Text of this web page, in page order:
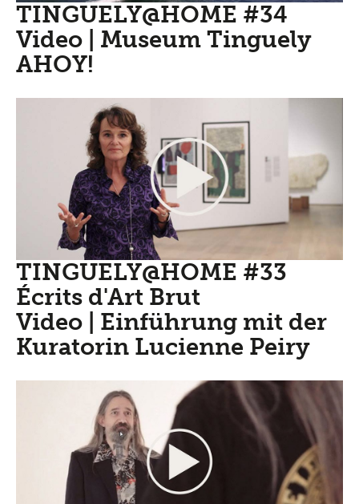
TINGUELY@HOME #34
Video | Museum Tinguely
AHOY!
TINGUELY@HOME #33
Écrits d'Art Brut
Video | Einführung mit der
Kuratorin Lucienne Peiry